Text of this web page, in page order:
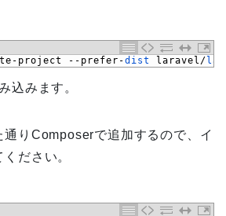
- project -- prefer -dist laravel /
込みます。
通りComposerで追加するので、イ
ださい。